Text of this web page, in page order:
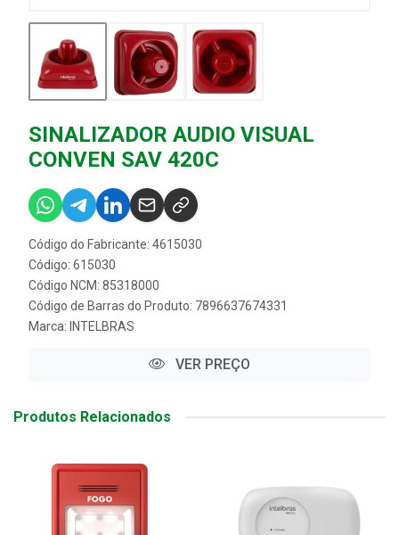
SINALIZADOR AUDIO VISUAL
CONVEN SAV 420C
Código do Fabricante: 4615030
Código: 615030
Código NCM: 85318000
Código de Barras do Produto: 7896637674331
Marca: INTELBRAS
VER PREÇO
Produtos Relacionados